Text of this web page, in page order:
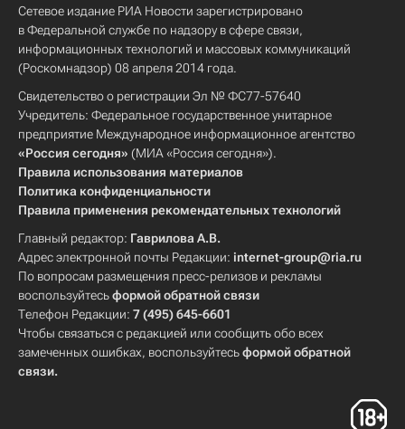
Сетевое издание РИА Новости зарегистрировано
в Федеральной службе по надзору в сфере связи,
информационных технологий и массовых коммуникаций
(Роскомнадзор) 08 апреля 2014 года.
Свидетельство о регистрации Эл № ФС77-57640
Учредитель: Федеральное государственное унитарное
предприятие Международное информационное агентство
«Россия сегодня» (МИА «Россия сегодня»).
Правила использования материалов
Политика конфиденциальности
Правила применения рекомендательных технологий
Главный редактор: Гаврилова А.В.
Адрес электронной почты Редакции: internet-group@ria.ru
По вопросам размещения пресс-релизов и рекламы
воспользуйтесьформой обратной связи
Телефон Редакции: 7 (495) 645-6601
Чтобы связаться с редакцией или сообщить обо всех
замеченных ошибках, воспользуйтесьформой обратной
связи.